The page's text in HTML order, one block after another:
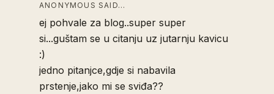
ANONYMOUS SAID…
ej pohvale za blog..super super
si...guštam se u citanju uz jutarnju kavicu
:)
jedno pitanjce,gdje si nabavila
prstenje,jako mi se sviđa??